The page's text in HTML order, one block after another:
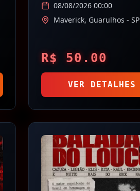
08/08/2026 00:00
Maverick, Guarulhos - SP
R$ 50.00
VER DETALHES